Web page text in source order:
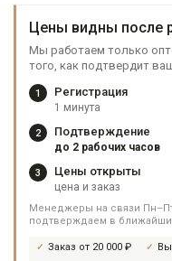
Цены видны после
Мы работаем только
того, как подтвердит
1 Регистрация
1 минута
2 Подтверждение
до 2 рабочих часов
3 Цены открыты
цена и заказ
Менеджеры на связи
подтверждаем в
Заказ от 20 000 ₽